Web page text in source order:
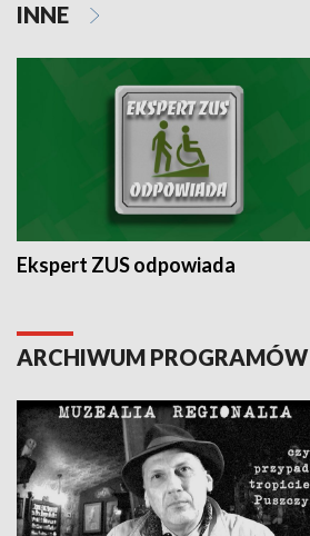
INNE
Ekspert ZUS odpowiada
ARCHIWUM PROGRAMÓW